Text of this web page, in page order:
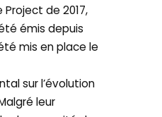
de 2017,
émis depuis
mis en place le
sur l’évolution
leur